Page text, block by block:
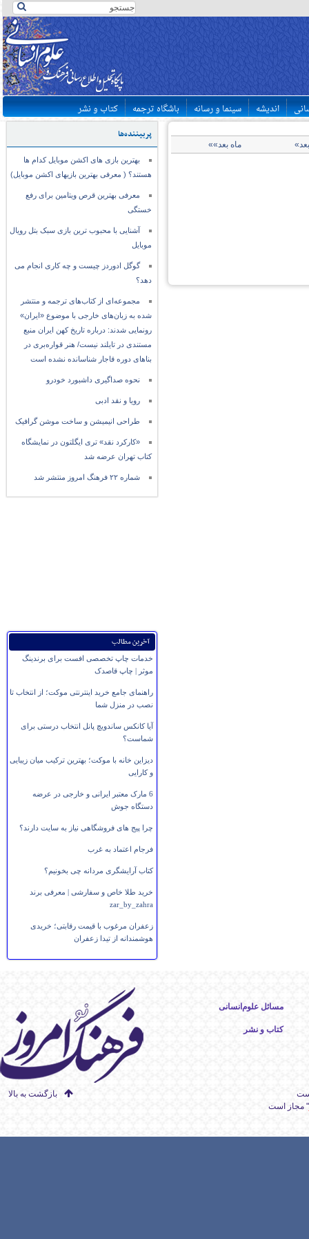
اندیشه سینما و رسانه باشگاه ترجمه کتاب و نشر
پربیننده‌ها
بهترین بازی های اکشن موبایل کدام ها
هستند؟ ( معرفی بهترین بازیهای اکشن موبایل)
معرفی بهترین قرص ویتامین برای رفع
خستگی
آشنایی با محبوب ترین بازی سبک بتل رویال
موبایل
گوگل ادوردز چیست و چه کاری انجام می
دهد؟
مجموعه‌ای از کتاب‌های ترجمه و منتشر
شده به زبان‌های خارجی با موضوع «ایران»
رونمایی شدند: درباره تاریخ کهن ایران منبع
مستندی در تایلند نیست/ هنر قواره‌بری در
بناهای دوره قاجار شناسانده نشده است
نحوه صداگیری داشبورد خودرو
رویا و نقد ادبی
طراحی انیمیشن و ساخت موشن گرافیک
«کارکرد نقد» تری ایگلتون در نمایشگاه
کتاب تهران عرضه شد
شماره ۲۲ فرهنگ امروز منتشر شد
آخرین مطالب
خدمات چاپ تخصصی افست برای برندینگ
موثر | چاپ قاصدک
راهنمای جامع خرید اینترنتی موکت؛ از انتخاب تا
نصب در منزل شما
آیا کانکس ساندویچ پانل انتخاب درستی برای
شماست؟
دیزاین خانه با موکت؛ بهترین ترکیب میان زیبایی
و کارایی
6 مارک معتبر ایرانی و خارجی در عرضه
دستگاه جوش
چرا پیج های فروشگاهی نیاز به سایت دارند؟
فرجام اعتماد به غرب
کتاب آرایشگری مردانه چی بخونیم؟
خرید طلا خاص و سفارشی | معرفی برند
zar_by_zahra
زعفران مرغوب با قیمت رقابتی؛ خریدی
هوشمندانه از تیدا زعفران
ماه بعد»»
مسائل علوم‌انسانی
کتاب و نشر
بازگشت به بالا
" مجاز است